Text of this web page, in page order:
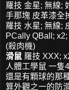
羅技 金星; 無線;
手那塊 皮革漆全
羅技 水星; 無線;
PCally QBall;
(殺肉機)
滑鼠 羅技 XXX;
人體工學鼠 一隻
還是有顆球的那
算外觀之一的防